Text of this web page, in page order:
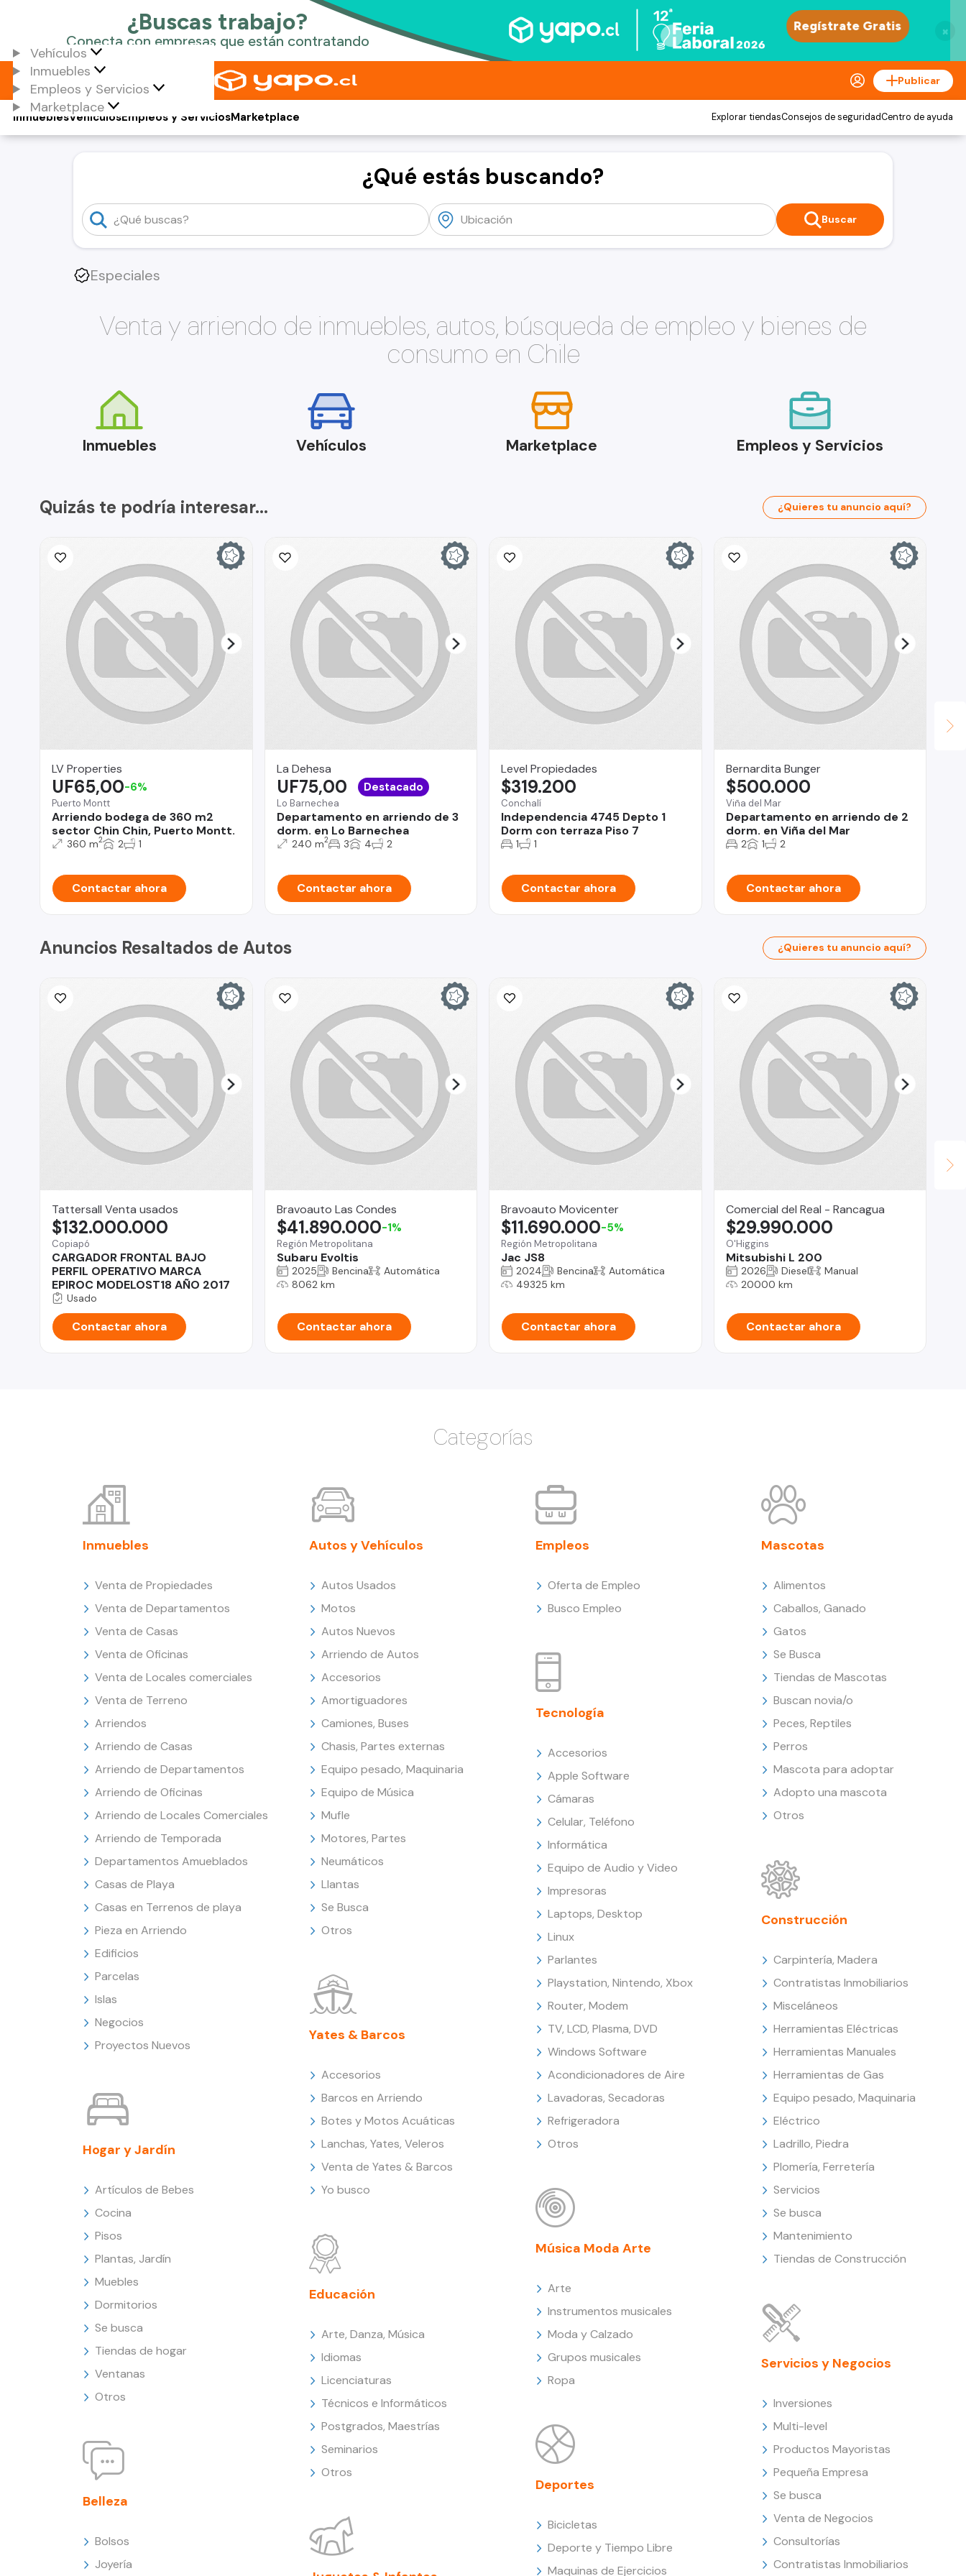
×
Vehículos
Inmuebles
Empleos y Servicios
Marketplace
Publicar
Vehículos
Inmuebles Empleos y ServiciosMarketplace Explorar tiendasConsejos de seguridadCentro de ayuda
¿Qué estás buscando?
Buscar
Especiales
Venta y arriendo de inmuebles, autos, búsqueda de empleo y bienes de
consumo en Chile
Inmuebles Vehículos Marketplace Empleos y Servicios
Quizás te podría interesar... ¿Quieres tu anuncio aquí?
LV Properties
Puerto Montt
Arriendo bodega de 360 m2
sector Chin Chin, Puerto Montt.
UF65,00-6%
360 m2 2 1
Contactar ahora
La Dehesa
Lo Barnechea
Departamento en arriendo de 3
dorm. en Lo Barnechea
UF75,00 Destacado
240 m2 3 4 2
Contactar ahora
Level Propiedades
Conchalí
Independencia 4745 Depto 1
Dorm con terraza Piso 7
$319.200
1 1
Contactar ahora
Bernardita Bunger
Viña del Mar
Departamento en arriendo de 2
dorm. en Viña del Mar
$500.000
2 1 2
Contactar ahora
Anuncios Resaltados de Autos ¿Quieres tu anuncio aquí?
Tattersall Venta usados
Copiapó
CARGADOR FRONTAL BAJO
PERFIL OPERATIVO MARCA
EPIROC MODELOST18 AÑO 2017
$132.000.000
Usado
Contactar ahora
Bravoauto Las Condes
Región Metropolitana
Subaru Evoltis
$41.890.000-1%
2025 Bencina
Automática
8062 km
Contactar ahora
Bravoauto Movicenter
Región Metropolitana
Jac JS8
$11.690.000-5%
2024 Bencina
Automática
49325 km
Contactar ahora
Comercial del Real - Rancagua
O'Higgins
Mitsubishi L 200
$29.990.000
2026 Diesel
Manual
20000 km
Contactar ahora
Categorías
Inmuebles
Venta de Propiedades
Venta de Departamentos
Venta de Casas
Venta de Oficinas
Venta de Locales comerciales
Venta de Terreno
Arriendos
Arriendo de Casas
Arriendo de Departamentos
Arriendo de Oficinas
Arriendo de Locales Comerciales
Arriendo de Temporada
Departamentos Amueblados
Casas de Playa
Casas en Terrenos de playa
Pieza en Arriendo
Edificios
Parcelas
Islas
Negocios
Proyectos Nuevos
Hogar y Jardín
Artículos de Bebes
Cocina
Pisos
Plantas, Jardín
Muebles
Dormitorios
Se busca
Tiendas de hogar
Ventanas
Otros
Belleza
Bolsos
Joyería
Autos y Vehículos
Autos Usados
Motos
Autos Nuevos
Arriendo de Autos
Accesorios
Amortiguadores
Camiones, Buses
Chasis, Partes externas
Equipo pesado, Maquinaria
Equipo de Música
Mufle
Motores, Partes
Neumáticos
Llantas
Se Busca
Otros
Yates & Barcos
Accesorios
Barcos en Arriendo
Botes y Motos Acuáticas
Lanchas, Yates, Veleros
Venta de Yates & Barcos
Yo busco
Educación
Arte, Danza, Música
Idiomas
Licenciaturas
Técnicos e Informáticos
Postgrados, Maestrías
Seminarios
Otros
Empleos
Oferta de Empleo
Busco Empleo
Tecnología
Accesorios
Apple Software
Cámaras
Celular, Teléfono
Informática
Equipo de Audio y Video
Impresoras
Laptops, Desktop
Linux
Parlantes
Playstation, Nintendo, Xbox
Router, Modem
TV, LCD, Plasma, DVD
Windows Software
Acondicionadores de Aire
Lavadoras, Secadoras
Refrigeradora
Otros
Música Moda Arte
Arte
Instrumentos musicales
Moda y Calzado
Grupos musicales
Ropa
Deportes
Bicicletas
Deporte y Tiempo Libre
Maquinas de Ejercicios
Mascotas
Alimentos
Caballos, Ganado
Gatos
Se Busca
Tiendas de Mascotas
Buscan novia/o
Peces, Reptiles
Perros
Mascota para adoptar
Adopto una mascota
Otros
Construcción
Carpintería, Madera
Contratistas Inmobiliarios
Misceláneos
Herramientas Eléctricas
Herramientas Manuales
Herramientas de Gas
Equipo pesado, Maquinaria
Eléctrico
Ladrillo, Piedra
Plomería, Ferretería
Servicios
Se busca
Mantenimiento
Tiendas de Construcción
Servicios y Negocios
Inversiones
Multi-level
Productos Mayoristas
Pequeña Empresa
Se busca
Venta de Negocios
Consultorías
Contratistas Inmobiliarios